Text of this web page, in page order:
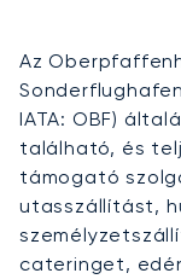
Az
IATA: OBF)
található, és
támogató
utasszállítást,
cateringet,